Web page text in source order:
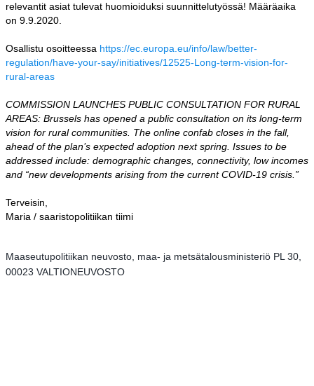
relevantit asiat tulevat huomioiduksi suunnittelutyössä! Määräaika
on 9.9.2020.
Osallistu osoitteessa https://ec.europa.eu/info/law/better-
regulation/have-your-say/initiatives/12525-Long-term-vision-for-
rural-areas
COMMISSION LAUNCHES PUBLIC CONSULTATION FOR RURAL
AREAS: Brussels has opened a public consultation on its long-term
vision for rural communities. The online confab closes in the fall,
ahead of the plan’s expected adoption next spring. Issues to be
addressed include: demographic changes, connectivity, low incomes
and “new developments arising from the current COVID-19 crisis.”
Terveisin,
Maria / saaristopolitiikan tiimi
Maaseutupolitiikan neuvosto, maa- ja metsätalousministeriö PL 30,
00023 VALTIONEUVOSTO